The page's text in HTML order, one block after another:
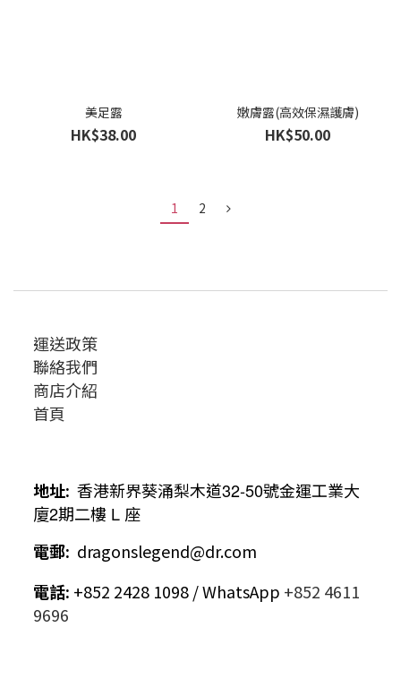
美足露
HK$38.00
嫩膚露(高效保濕護膚)
HK$50.00
1 2
運送政策
聯絡我們
商店介紹
首頁
地址: 香港新界葵涌梨木道32-50號金運工業大
廈2期二樓 L 座
電郵: dragonslegend@dr.com
電話: +852 2428 1098 / WhatsApp +852 4611
9696